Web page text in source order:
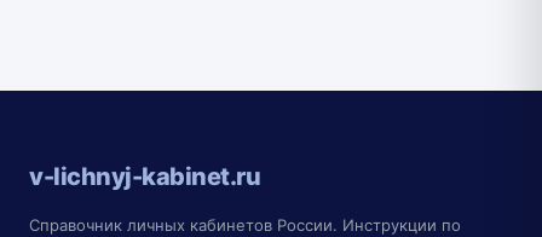
v-lichnyj-kabinet.ru
Справочник личных кабинетов России. Инструкции по